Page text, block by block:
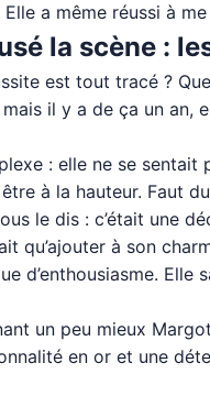
a même réussi à
la scène :
est tout tracé ?
il y a de ça un
: elle ne se sentait
à la hauteur. Faut
le dis : c’était une
qu’ajouter à son
d’enthousiasme.
un peu mieux
en or et une